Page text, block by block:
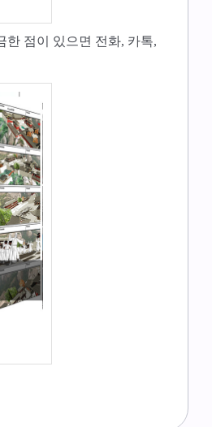
한 점이 있으면 전화, 카톡,